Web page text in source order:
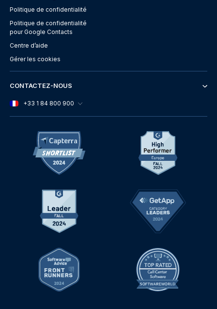
Politique de confidentialité
Politique de confidentialité
pour Google Contacts
Centre d’aide
Gérer les cookies
CONTACTEZ-NOUS
+33 1 84 800 900